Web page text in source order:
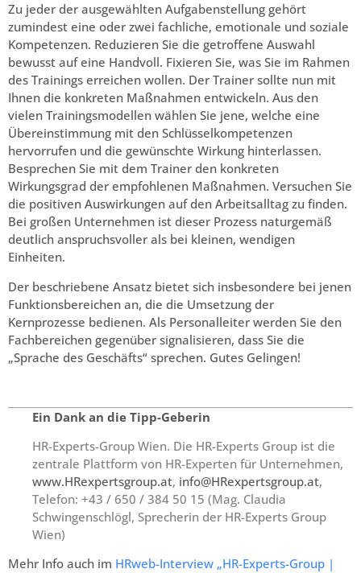
Zu jeder der ausgewählten Aufgabenstellung gehört
zumindest eine oder zwei fachliche, emotionale und soziale
Kompetenzen. Reduzieren Sie die getroffene Auswahl
bewusst auf eine Handvoll. Fixieren Sie, was Sie im Rahmen
des Trainings erreichen wollen. Der Trainer sollte nun mit
Ihnen die konkreten Maßnahmen entwickeln. Aus den
vielen Trainingsmodellen wählen Sie jene, welche eine
Übereinstimmung mit den Schlüsselkompetenzen
hervorrufen und die gewünschte Wirkung hinterlassen.
Besprechen Sie mit dem Trainer den konkreten
Wirkungsgrad der empfohlenen Maßnahmen. Versuchen Sie
die positiven Auswirkungen auf den Arbeitsalltag zu finden.
Bei großen Unternehmen ist dieser Prozess naturgemäß
deutlich anspruchsvoller als bei kleinen, wendigen
Einheiten.
Der beschriebene Ansatz bietet sich insbesondere bei jenen
Funktionsbereichen an, die die Umsetzung der
Kernprozesse bedienen. Als Personalleiter werden Sie den
Fachbereichen gegenüber signalisieren, dass Sie die
„Sprache des Geschäfts“ sprechen. Gutes Gelingen!
Ein Dank an die Tipp-Geberin
HR-Experts-Group Wien. Die HR-Experts Group ist die
zentrale Plattform von HR-Experten für Unternehmen,
www.HRexpertsgroup.at, info@HRexpertsgroup.at,
Telefon: +43 / 650 / 384 50 15 (Mag. Claudia
Schwingenschlögl, Sprecherin der HR-Experts Group
Wien)
Mehr Info auch im HRweb-Interview „HR-Experts-Group |